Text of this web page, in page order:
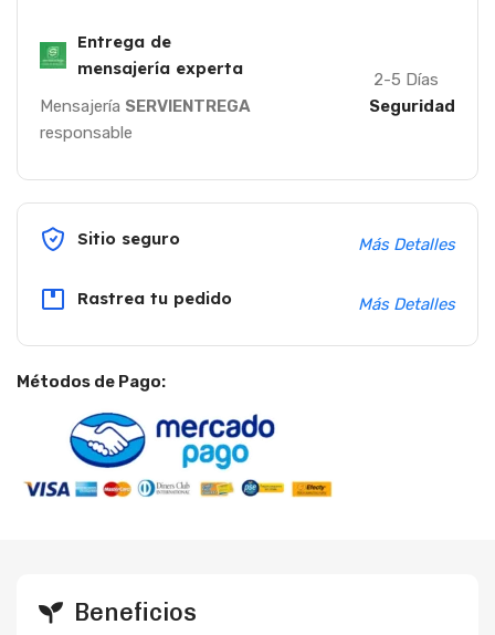
Entrega de
mensajería experta
Mensajería SERVIENTREGA
responsable
2-5 Días
Seguridad
Sitio seguro Más Detalles
Rastrea tu pedido Más Detalles
Métodos de Pago:
Beneficios